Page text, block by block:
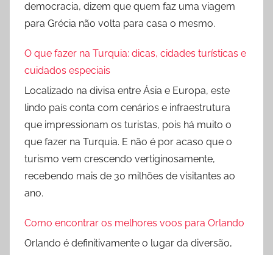
democracia, dizem que quem faz uma viagem
para Grécia não volta para casa o mesmo.
O que fazer na Turquia: dicas, cidades turísticas e
cuidados especiais
Localizado na divisa entre Ásia e Europa, este
lindo país conta com cenários e infraestrutura
que impressionam os turistas, pois há muito o
que fazer na Turquia. E não é por acaso que o
turismo vem crescendo vertiginosamente,
recebendo mais de 30 milhões de visitantes ao
ano.
Como encontrar os melhores voos para Orlando
Orlando é definitivamente o lugar da diversão,